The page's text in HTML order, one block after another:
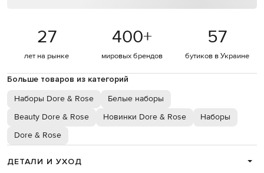
27
лет на рынке
400+
мировых брендов
57
бутиков в Украине
Больше товаров из категорий
Наборы Dore & Rose
Белые наборы
Beauty Dore & Rose
Новинки Dore & Rose
Наборы
Dore & Rose
ДЕТАЛИ И УХОД